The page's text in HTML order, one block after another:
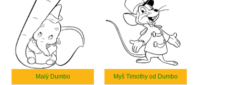
Malý Dumbo Myš Timothy od Dumbo